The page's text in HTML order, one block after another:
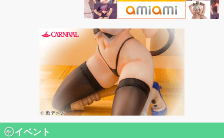
イベント